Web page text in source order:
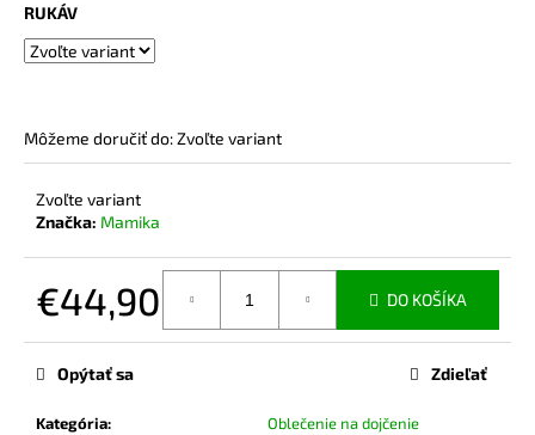
RUKÁV
Môžeme doručiť do:Zvoľte variant
Zvoľte variant
Značka: Mamika
€44,90 DO KOŠÍKA
Kategória:
Oblečenie na dojčenie
Opýtať sa Zdieľať
BAMBUSOVÉ
LATTE
€42,90